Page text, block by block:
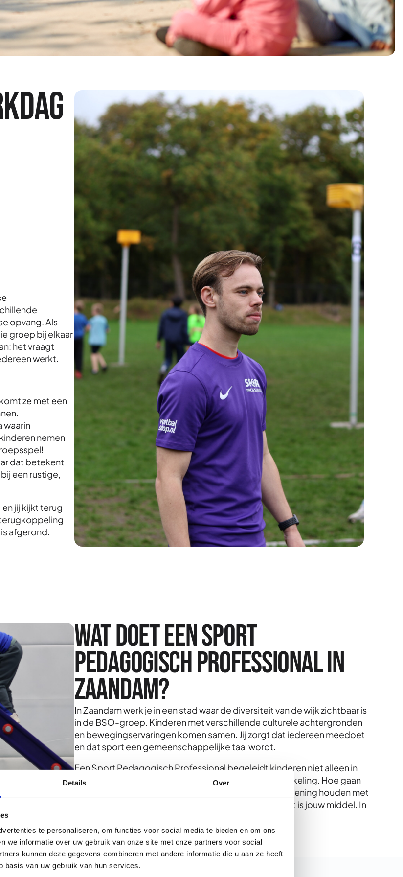
Details Over
te personaliseren, om functies voor social media te bieden en om ons
we informatie over uw gebruik van onze site met onze partners voor social
kunnen deze gegevens combineren met andere informatie die u aan ze heeft
basis van uw gebruik van hun services.
opvang. Als
groep bij elkaar
het vraagt
werkt.
ze met een
waarin
nemen
dat betekent
een rustige,
jij kijkt terug
afgerond.
Wat doet een Sport
Pedagogisch Professional in
Zaandam?
In Zaandam werk je in een stad waar de diversiteit van de wijk zichtbaar is
in de BSO-groep. Kinderen met verschillende culturele achtergronden
en bewegingservaringen komen samen. Jij zorgt dat iedereen meedoet
en dat sport een gemeenschappelijke taal wordt.
Een Sport Pedagogisch Professional begeleidt kinderen niet alleen in
motorische vaardigheden, maar ook in sociale ontwikkeling. Hoe gaan
kinderen om met winnen en verliezen? Hoe leren ze rekening houden met
iemand die anders is? Die vragen zijn jouw vak, en sport is jouw middel. In